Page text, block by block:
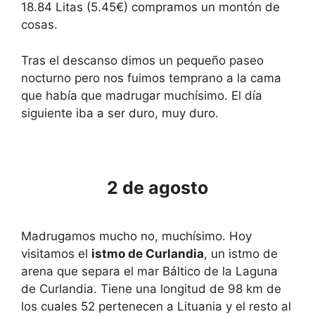
18.84 Litas (5.45€) compramos un montón de
cosas.
Tras el descanso dimos un pequeño paseo
nocturno pero nos fuimos temprano a la cama
que había que madrugar muchísimo. El día
siguiente iba a ser duro, muy duro.
2 de agosto
Madrugamos mucho no, muchísimo. Hoy
visitamos el istmo de Curlandia, un istmo de
arena que separa el mar Báltico de la Laguna
de Curlandia. Tiene una longitud de 98 km de
los cuales 52 pertenecen a Lituania y el resto al